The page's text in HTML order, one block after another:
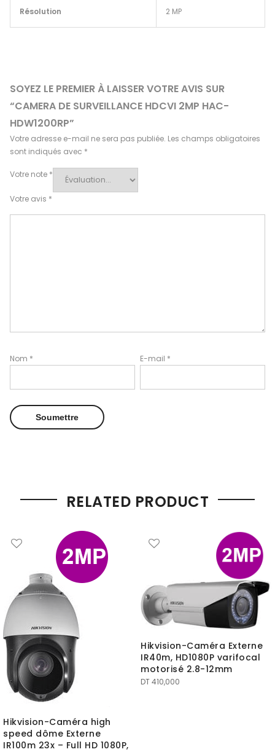
Résolution 2 MP
SOYEZ LE PREMIER À LAISSER VOTRE AVIS SUR
“CAMERA DE SURVEILLANCE HDCVI 2MP HAC-
HDW1200RP”
Votre adresse e-mail ne sera pas publiée. Les champs obligatoires
sont indiqués avec *
Votre note *
Votre avis *
Nom * E-mail *
RELATED PRODUCT
Hikvision-Caméra high
speed dôme Externe
IR100m 23x – Full HD 1080P,
Hikvision-Caméra Externe
IR40m, HD1080P varifocal
motorisé 2.8-12mm
DT410,000